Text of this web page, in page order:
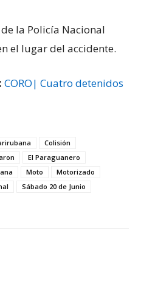
la Policía Nacional
el lugar del accidente.
CORO| Cuatro detenidos
Colisión
El Paraguanero
Moto
Motorizado
Sábado 20 de Junio